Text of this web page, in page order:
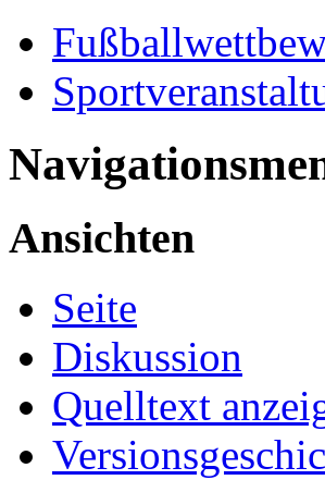
Ansichten
Seite
Diskussion
Quelltext